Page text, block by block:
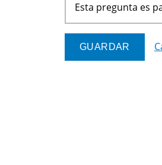
Esta pregunta es